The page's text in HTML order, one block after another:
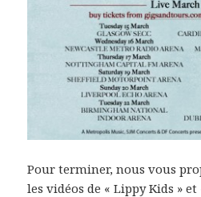
Pour terminer, nous vous
les vidéos de « Lippy Kids »